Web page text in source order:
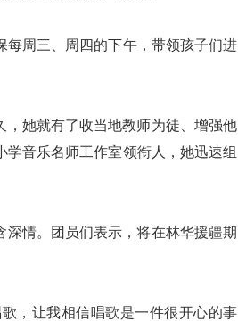
周三、周四的下午，带领孩子们进
她就有了收当地教师为徒、增强他
音乐名师工作室领衔人，她迅速组
情。团员们表示，将在林华援疆期
，让我相信唱歌是一件很开心的事